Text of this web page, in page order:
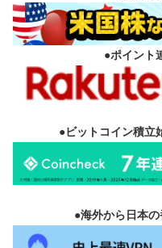
●ポイント
●ビットコイン積立
●海外から日本